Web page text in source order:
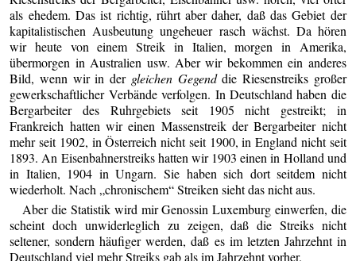
als ehedem. Das ist richtig, rührt aber daher, daß das Gebiet der
kapitalistischen Ausbeutung ungeheuer rasch wächst. Da hören
wir heute von einem Streik in Italien, morgen in Amerika,
übermorgen in Australien usw. Aber wir bekommen ein anderes
Bild, wenn wir in der gleichen Gegenddie Riesenstreiks großer
gewerkschaftlicher Verbände verfolgen. In Deutschland haben die
Bergarbeiter des Ruhrgebiets seit 1905 nicht gestreikt; in
Frankreich hatten wir einen Massenstreik der Bergarbeiter nicht
mehr seit 1902, in Österreich nicht seit 1900, in England nicht seit
1893. An Eisenbahnerstreiks hatten wir 1903 einen in Holland und
in Italien, 1904 in Ungarn. Sie haben sich dort seitdem nicht
wiederholt. Nach „chronischem“ Streiken sieht das nicht aus.
Aber die Statistik wird mir Genossin Luxemburg einwerfen, die
scheint doch unwiderleglich zu zeigen, daß die Streiks nicht
seltener, sondern häufiger werden, daß es im letzten Jahrzehnt in
Deutschland viel mehr Streiks gab als im Jahrzehnt vorher.